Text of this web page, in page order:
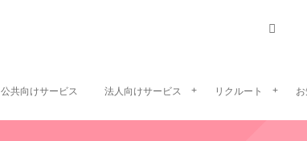
公共向けサービス 法人向けサービス リクルート